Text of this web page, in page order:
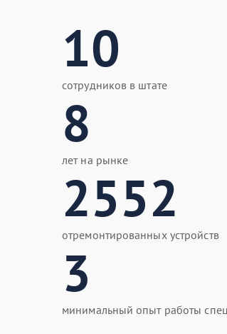
10
сотрудников в штате
8
лет на рынке
2552
отремонтированных устройств
3
минимальный опыт работы